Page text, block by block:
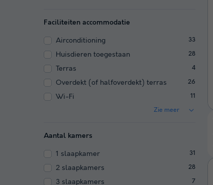
Faciliteiten accommodatie
Airconditioning 33
Huisdieren toegestaan 28
Terras 4
Overdekt (of halfoverdekt) terras 26
Wi-Fi 11
Zie meer
Aantal kamers
1 slaapkamer 31
2 slaapkamers 28
3 slaapkamers 7